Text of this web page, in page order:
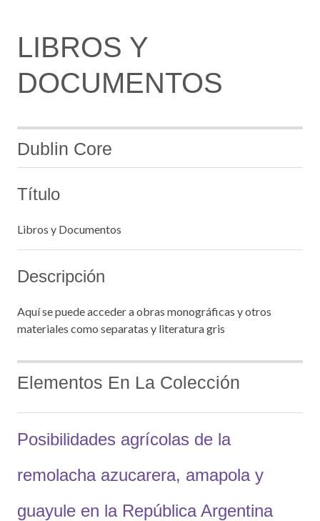
LIBROS Y
DOCUMENTOS
Dublin Core
Título
Libros y Documentos
Descripción
Aquí se puede acceder a obras monográficas y otros
materiales como separatas y literatura gris
Elementos En La Colección
Posibilidades agrícolas de la
remolacha azucarera, amapola y
guayule en la República Argentina